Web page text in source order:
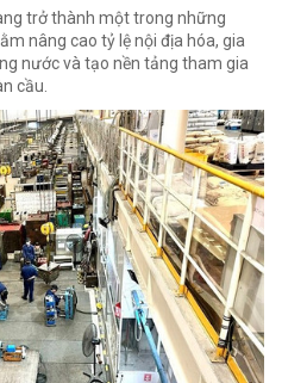
trở thành một trong những
nâng cao tỷ lệ nội địa hóa, gia
nước và tạo nền tảng tham gia
cầu.